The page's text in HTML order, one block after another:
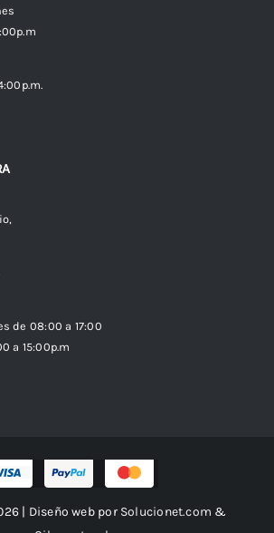
de 08:00 a 17:00
a 15:00p.m
| Diseño web por Solucionet.com &